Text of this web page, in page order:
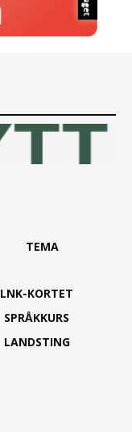
TEMA
LNK-KORTET
SPRÅKKURS
LANDSTING